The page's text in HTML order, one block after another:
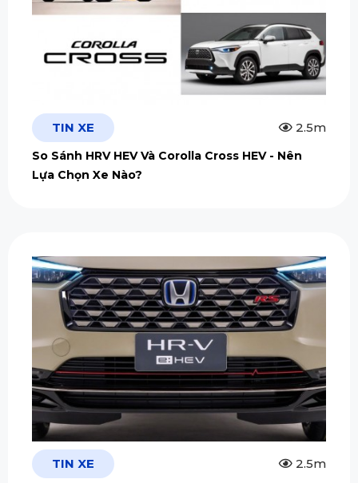
TIN XE 2.5m
So Sánh HRV HEV Và Corolla Cross HEV - Nên
Lựa Chọn Xe Nào?
TIN XE 2.5m